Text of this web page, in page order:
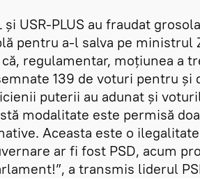
şi USR-PLUS au fraudat
pentru a-l salva pe ministrul
regulamentar, moţiunea a
139 de voturi pentru şi
puterii au adunat şi
modalitate este permisă
Aceasta este o
ar fi fost PSD, acum
a transmis liderul